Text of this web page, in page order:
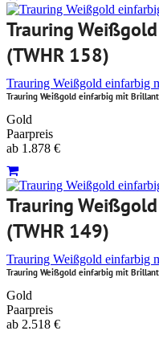
Trauring
(TWHR 158)
Trauring Weißgold einfarbig
Trauring Weißgold einfarbig mit Brillant
Gold
Paarpreis
ab 1.878 €
Trauring
(TWHR 149)
Trauring Weißgold einfarbig
Trauring Weißgold einfarbig mit Brillant
Gold
Paarpreis
ab 2.518 €